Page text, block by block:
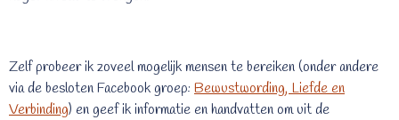
Zelf probeer ik zoveel mogelijk mensen te bereiken (onder andere
via de besloten Facebook groep: Bewustwording, Liefde en
Verbinding) en geef ik informatie en handvatten om uit de